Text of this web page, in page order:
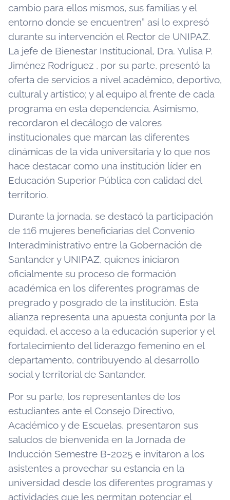
cambio para ellos mismos, sus familias y el
entorno donde se encuentren” así lo expresó
durante su intervención el Rector de UNIPAZ.
La jefe de Bienestar Institucional, Dra. Yulisa P.
Jiménez Rodríguez , por su parte, presentó la
oferta de servicios a nivel académico, deportivo,
cultural y artístico; y al equipo al frente de cada
programa en esta dependencia. Asimismo,
recordaron el decálogo de valores
institucionales que marcan las diferentes
dinámicas de la vida universitaria y lo que nos
hace destacar como una institución líder en
Educación Superior Pública con calidad del
territorio.
Durante la jornada, se destacó la participación
de 116 mujeres beneficiarias del Convenio
Interadministrativo entre la Gobernación de
Santander y UNIPAZ, quienes iniciaron
oficialmente su proceso de formación
académica en los diferentes programas de
pregrado y posgrado de la institución. Esta
alianza representa una apuesta conjunta por la
equidad, el acceso a la educación superior y el
fortalecimiento del liderazgo femenino en el
departamento, contribuyendo al desarrollo
social y territorial de Santander.
Por su parte, los representantes de los
estudiantes ante el Consejo Directivo,
Académico y de Escuelas, presentaron sus
saludos de bienvenida en la Jornada de
Inducción Semestre B-2025 e invitaron a los
asistentes a provechar su estancia en la
universidad desde los diferentes programas y
actividades que les permitan potenciar el